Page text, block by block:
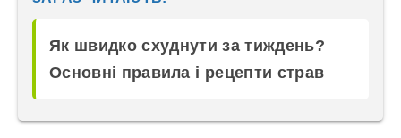
Як швидко схуднути за тиждень?
Основні правила і рецепти страв